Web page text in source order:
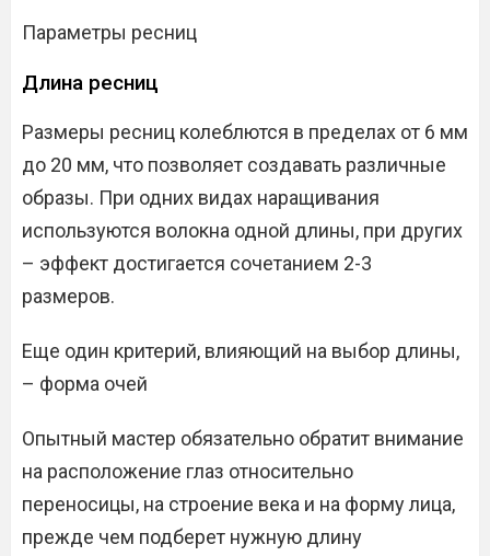
Параметры ресниц
Длина ресниц
Размеры ресниц колеблются в пределах от 6 мм
до 20 мм, что позволяет создавать различные
образы. При одних видах наращивания
используются волокна одной длины, при других
– эффект достигается сочетанием 2-3
размеров.
Еще один критерий, влияющий на выбор длины,
– форма очей
Опытный мастер обязательно обратит внимание
на расположение глаз относительно
переносицы, на строение века и на форму лица,
прежде чем подберет нужную длину